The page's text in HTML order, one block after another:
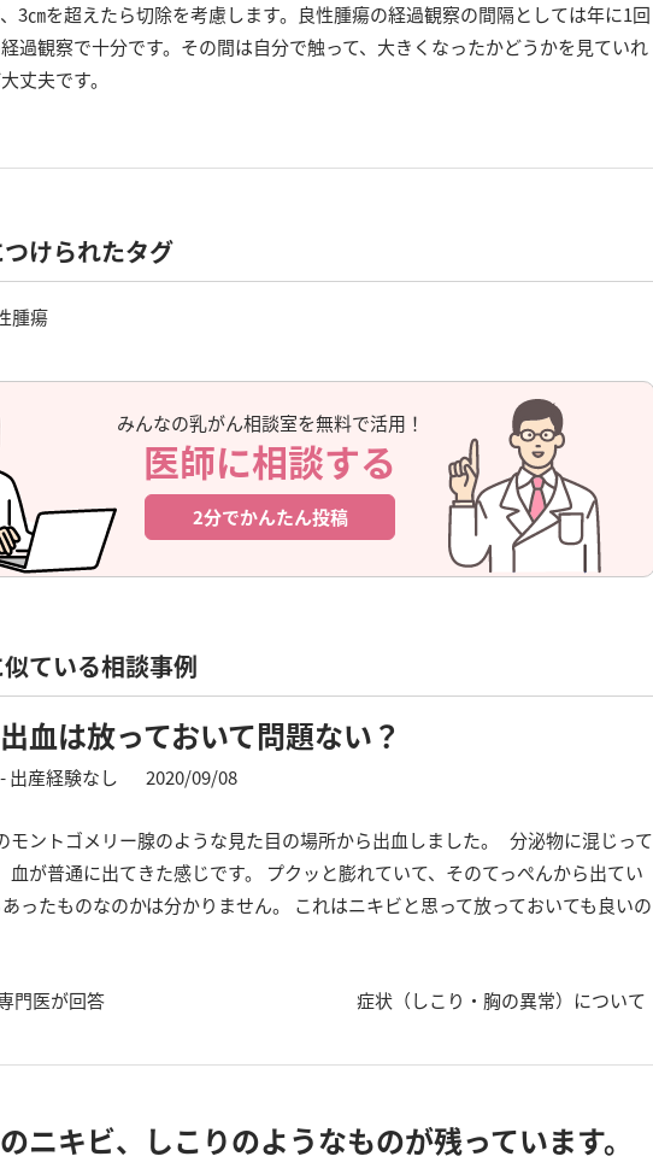
3㎝を超えたら切除を考慮します。良性腫瘍の経過観察の間隔としては年に1回
過観察で十分です。その間は自分で触って、大きくなったかどうかを見ていれ
丈夫です。
けられたタグ
腫瘍
みんなの乳がん相談室を無料で活用！
医師に相談する
2分でかんたん投稿
ている相談事例
血は放っておいて問題ない？
出産経験なし 2020/09/08
モントゴメリー腺のような見た目の場所から出血しました。 分泌物に混じって
血が普通に出てきた感じです。 プクッと膨れていて、そのてっぺんから出てい
ったものなのかは分かりません。 これはニキビと思って放っておいても良いの
症状（しこり・胸の異常）について
門医が回答
ニキビ、しこりのようなものが残っています。